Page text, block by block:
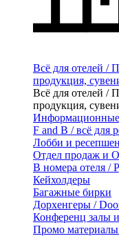
Всё для отелей /
продукция,
Всё для отелей /
продукция,
Информационные
F and B / всё для
Лобби и
Отдел продаж и
В номера отеля /
Кейхолдеры
Багажные бирки
Дорхенгеры /
Конференц залы
Промо